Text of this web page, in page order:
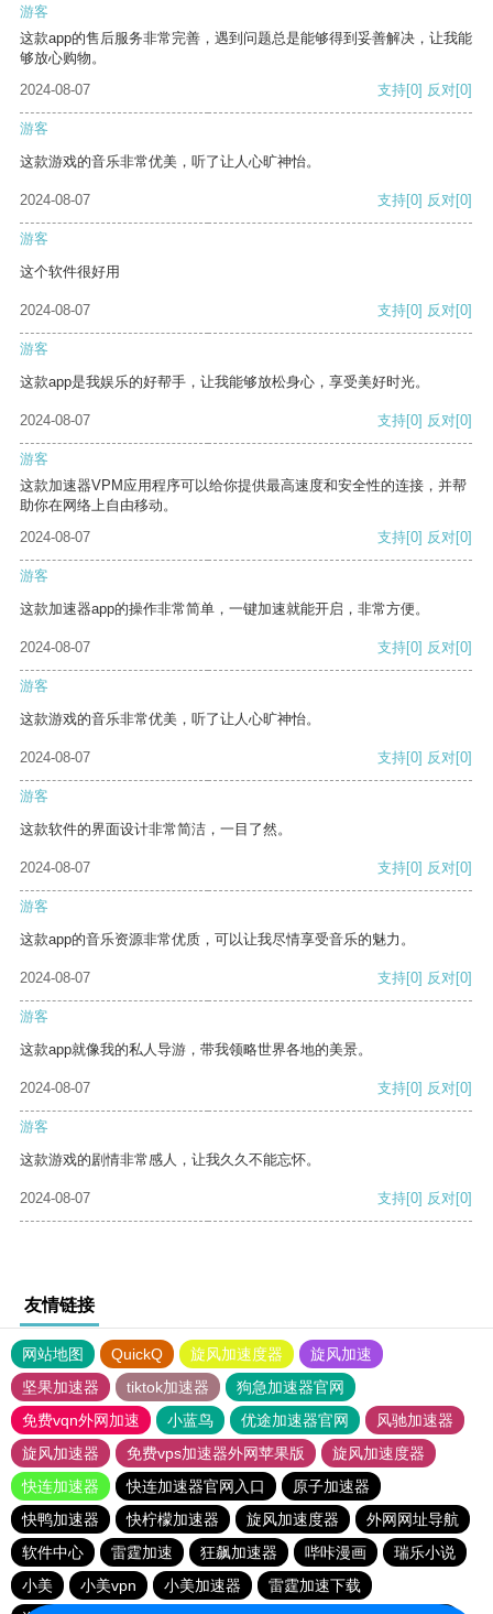
游客
这款app的售后服务非常完善，遇到问题总是能够得到妥善解决，让我能
够放心购物。
2024-08-07
支持[0] 反对[0]
游客
这款游戏的音乐非常优美，听了让人心旷神怡。
2024-08-07 支持[0] 反对[0]
游客
这个软件很好用
2024-08-07 支持[0] 反对[0]
游客
这款app是我娱乐的好帮手，让我能够放松身心，享受美好时光。
2024-08-07 支持[0] 反对[0]
游客
这款加速器VPM应用程序可以给你提供最高速度和安全性的连接，并帮
助你在网络上自由移动。
2024-08-07
支持[0] 反对[0]
游客
这款加速器app的操作非常简单，一键加速就能开启，非常方便。
2024-08-07 支持[0] 反对[0]
游客
这款游戏的音乐非常优美，听了让人心旷神怡。
2024-08-07 支持[0] 反对[0]
游客
这款软件的界面设计非常简洁，一目了然。
2024-08-07 支持[0] 反对[0]
游客
这款app的音乐资源非常优质，可以让我尽情享受音乐的魅力。
2024-08-07 支持[0] 反对[0]
游客
这款app就像我的私人导游，带我领略世界各地的美景。
2024-08-07 支持[0] 反对[0]
游客
这款游戏的剧情非常感人，让我久久不能忘怀。
2024-08-07 支持[0] 反对[0]
友情链接
网站地图 QuickQ 旋风加速度器
旋风加速
坚果加速器
tiktok加速器
狗急加速器官网
免费vqn外网加速
小蓝鸟 优途加速器官网
风驰加速器
旋风加速器
免费vps加速器外网苹果版
旋风加速度器
快连加速器
快连加速器官网入口
原子加速器
快鸭加速器
快柠檬加速器 旋风加速度器
外网网址导航
软件中心
雷霆加速 狂飙加速器 哔咔漫画
瑞乐小说
小美
小美vpn 小美加速器
雷霆加速下载